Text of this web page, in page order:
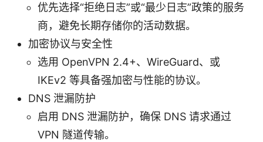
优先选择“拒绝日志”或“最少日志”政策的服务
商，避免长期存储你的活动数据。
加密协议与安全性
选用 OpenVPN 2.4+、WireGuard、或
IKEv2 等具备强加密与性能的协议。
DNS 泄漏防护
启用 DNS 泄漏防护，确保 DNS 请求通过
VPN 隧道传输。